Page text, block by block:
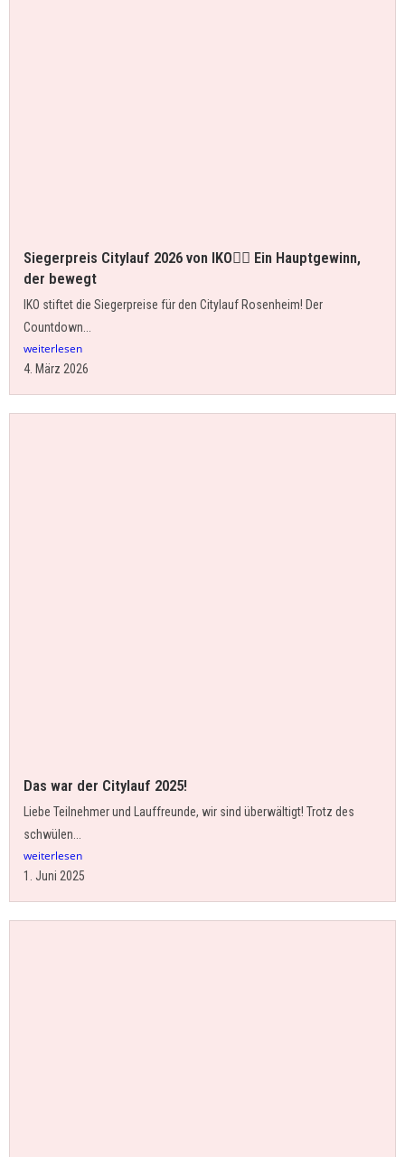
Siegerpreis Citylauf 2026 von IKO🚴‍♂️ Ein Hauptgewinn,
der bewegt
IKO stiftet die Siegerpreise für den Citylauf Rosenheim! Der
Countdown...
weiterlesen
4. März 2026
Das war der Citylauf 2025!
Liebe Teilnehmer und Lauffreunde, wir sind überwältigt! Trotz des
schwülen...
weiterlesen
1. Juni 2025